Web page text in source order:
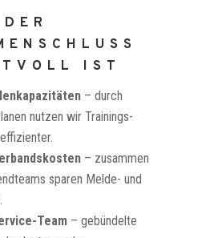
IST
– durch
nutzen wir Trainings-
– zusammen
sparen Melde- und
Team– gebündelte